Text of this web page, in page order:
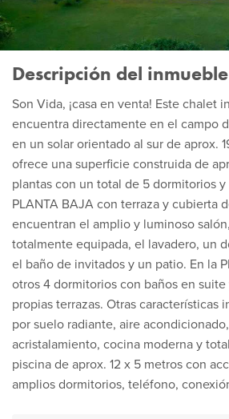
Descripción del inmueble
Son Vida, ¡casa en venta! Este chalet
encuentra directamente en el campo
en un solar orientado al sur de aprox.
ofrece una superficie construida de
plantas con un total de 5 dormitorios y
PLANTA BAJA con terraza y cubierta
encuentran el amplio y luminoso
totalmente equipada, el lavadero, un
el baño de invitados y un patio. En la
otros 4 dormitorios con baños en
propias terrazas. Otras características
por suelo radiante, aire
acristalamiento, cocina moderna y
piscina de aprox. 12 x 5 metros con
amplios dormitorios, teléfono,